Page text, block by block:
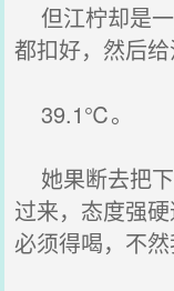
但江柠却是
都扣好，然后
39.1℃。
她果断去把
过来，态度强
必须得喝，不